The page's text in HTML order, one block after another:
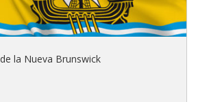
de la Nueva Brunswick